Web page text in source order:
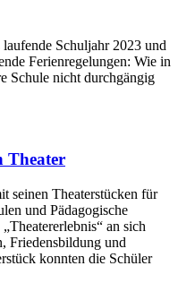
Schuljahr 2023 und
Ferienregelungen: Wie in
Schule nicht durchgängig
Theater
seinen Theaterstücken für
und Pädagogische
an sich
Friedensbildung und
konnten die Schüler